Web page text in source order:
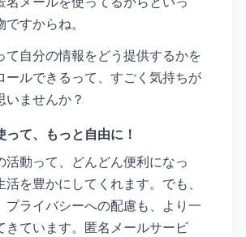
すからね。
て自分の情報をどう提供するかを
ールできるって、すごく気持ちが
いませんか？
って、もっと自由に！
活動って、どんどん便利になっ
を豊かにしてくれます。でも、
プライバシーへの配慮も、より一
きています。匿名メールサービ